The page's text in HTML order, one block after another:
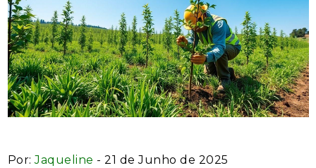
Por:Jaqueline - 21 de Junho de 2025